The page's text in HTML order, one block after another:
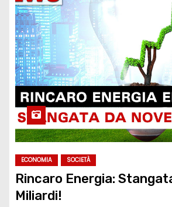
ECONOMIA SOCIETÀ
Rincaro Energia:
Miliardi!